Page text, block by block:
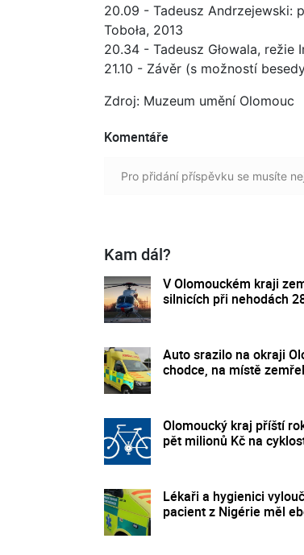
20.09 - Tadeusz Andrzejewski:
Toboła, 2013
20.34 - Tadeusz Głowala, režie
21.10 - Závěr (s možností
Zdroj: Muzeum umění Olomouc
Komentáře
Pro přidání příspěvku se musíte
Kam dál?
V Olomouckém kraji
silnicích při nehodách
Auto srazilo na okraji
chodce, na místě zemřel
Olomoucký kraj příští
pět milionů Kč na
Lékaři a hygienici
pacient z Nigérie měl